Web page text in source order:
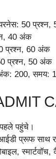
50
40 अंक
प्रश्न, 60 अंक
प्रश्न, 50 अंक
200, समय:
पहुंचे।
आईडी प्रूफ साथ